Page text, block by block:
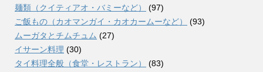
麺類（クイティアオ・バミーなど）
(97)
ご飯もの（カオマンガイ・カオカームーなど）
(93)
ムーガタとチムチュム (27)
イサーン料理 (30)
タイ料理全般（食堂・レストラン）
(83)